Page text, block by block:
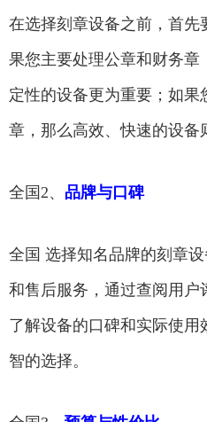
在选择刻章设备之前，首先
果您主要处理公章和财务章
定性的设备更为重要；如果
章，那么高效、快速的设备
全国2、 品牌与口碑
全国 选择知名品牌的刻章
和售后服务，通过查阅用户
了解设备的口碑和实际使用
智的选择。